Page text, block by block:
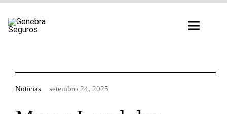
para
Notícias setembro 24, 2025